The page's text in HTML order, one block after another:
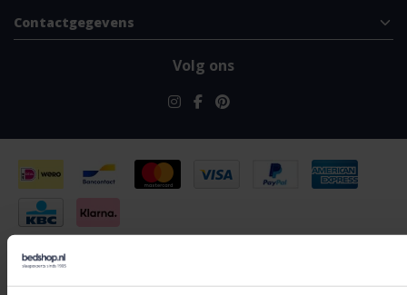
Contactgegevens
Volg ons
© Copyright 2026 - Bedshop.be